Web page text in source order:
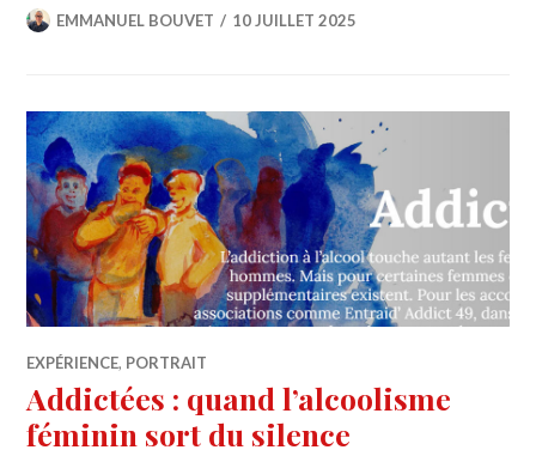
EMMANUEL BOUVET 10 JUILLET 2025
EXPÉRIENCE, PORTRAIT
Addictées : quand l’alcoolisme
féminin sort du silence